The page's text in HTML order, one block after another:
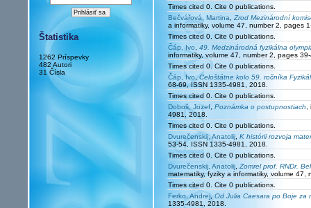
Štatistika
1262 Príspevky
482 Autori
31 Čísla
Times cited 0. Cite 0 publications.
Bečvářová, Martina
Zrod Mezinárodní
a informatiky, volume 47, number 2, pages
Times cited 0. Cite 0 publications.
Čáp, Ivo
49. Medzinárodná fyzikálna
informatiky, volume 47, number 2, pages
Times cited 0. Cite 0 publications.
Čáp, Ivo,Celoštátne kolo 59. ročníka
68-69, ISSN 1335-4981, 2018.
Times cited 0. Cite 0 publications.
Doboš, Jozef Poznámka o postupnostiach
4981, 2018.
Times cited 0. Cite 0 publications.
Dvurečenskij, Anatolij K histórii rozvoja
53-54, ISSN 1335-4981, 2018.
Times cited 0. Cite 0 publications.
Dvurečenskij, Anatolij Zomrel prof. RNDr.
matematiky, fyziky a informatiky, volume
Times cited 0. Cite 0 publications.
Ferko, Andrej, Od Julia Caesara po Boje za
1335-4981, 2018.